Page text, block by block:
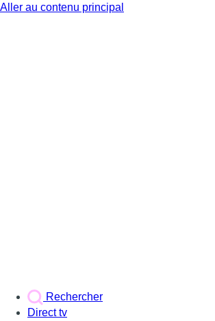
Aller au contenu principal
Rechercher
Direct tv